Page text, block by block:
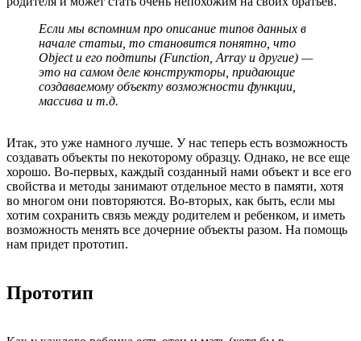
Если мы вспомним про описание типов данных в
начале статьи, то становится понятно, что
Object и его подтипы (Function, Array и другие) —
это на самом деле конструкторы, придающие
создаваемому объекту возможности функции,
массива и т.д.
Итак, это уже намного лучше. У нас теперь есть возможность
создавать объекты по некоторому образцу. Однако, не все еще
хорошо. Во-первых, каждый созданный нами объект и все его
свойства и методы занимают отдельное место в памяти, хотя
во многом они повторяются. Во-вторых, как быть, если мы
хотим сохранить связь между родителем и ребенком, и иметь
возможность менять все дочерние объекты разом. На помощь
нам придет прототип.
Прототип